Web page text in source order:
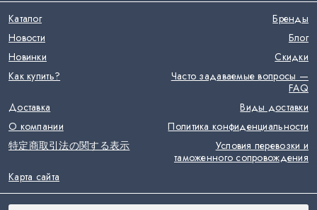
Каталог
Бренды
Новости
Блог
Новинки
Скидки
Как купить?
Часто задаваемые вопросы —
FAQ
Доставка
Виды доставки
О компании
Политика конфиденциальности
特定商取引法の関する表示
Условия перевозки и
таможенного сопровождения
Карта сайта